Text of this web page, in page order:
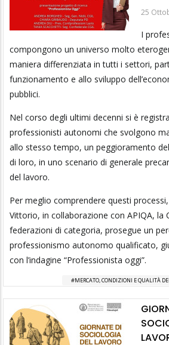
25
I
compongono un universo molto
maniera differenziata in tutti i settori,
funzionamento e allo sviluppo
pubblici.
Nel corso degli ultimi decenni si è
professionisti autonomi che svolgono
allo stesso tempo, un peggioramento
di loro, in uno scenario di generale
del lavoro.
Per meglio comprendere questi
Vittorio, in collaborazione con APIQA, la
federazioni di categoria, prosegue un
professionismo autonomo qualificato,
con l’indagine “Professionista oggi”.
MERCATO, CONDIZIONI E QUALITÀ